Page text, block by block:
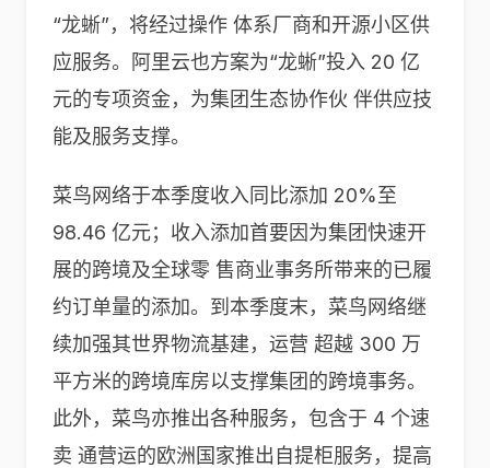
“龙蜥”，将经过操作 体系厂商和开源小区供
应服务。阿里云也方案为“龙蜥”投入 20 亿
元的专项资金，为集团生态协作伙 伴供应技
能及服务支撑。
菜鸟网络于本季度收入同比添加 20%至
98.46 亿元；收入添加首要因为集团快速开
展的跨境及全球零 售商业事务所带来的已履
约订单量的添加。到本季度末，菜鸟网络继
续加强其世界物流基建，运营 超越 300 万
平方米的跨境库房以支撑集团的跨境事务。
此外，菜鸟亦推出各种服务，包含于 4 个速
卖 通营运的欧洲国家推出自提柜服务，提高